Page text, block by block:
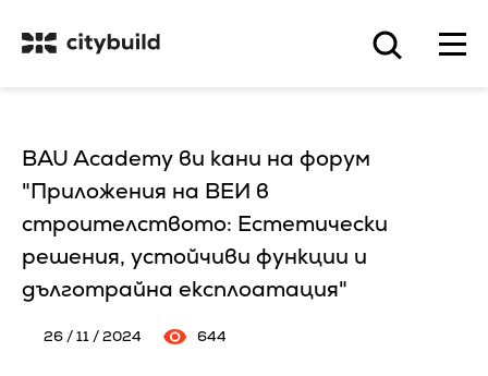
BAU Academy ви кани на форум
"Приложения на ВЕИ в
строителството: Естетически
решения, устойчиви функции и
дълготрайна експлоатация"
26 / 11 / 2024 644